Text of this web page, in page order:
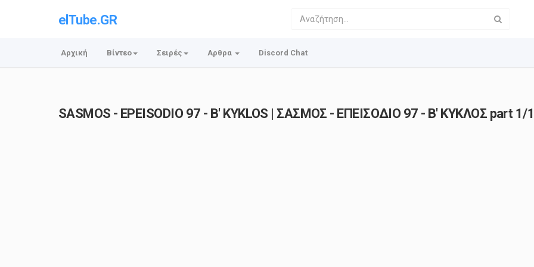
elTube.GR
Αρχική Βίντεο Σειρές Αρθρα Discord Chat
SASMOS - EPEISODIO 97 - B' KYKLOS | ΣΑΣΜΟΣ - ΕΠΕΙΣΟΔΙΟ 97 - Β' ΚΥΚΛΟΣ part 1/1